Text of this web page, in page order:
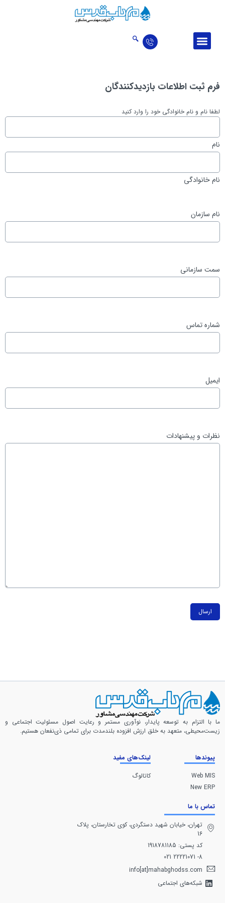
فرم ثبت اطلاعات بازدیدکنندگان
لطفا نام و نام خانوادگی خود را وارد کنید
نام
نام خانوادگی
نام سازمان
سمت سازمانی
شماره تماس
ایمیل
نظرات و پیشنهادات
ما با التزام به توسعه پایدار، نوآوری مستمر و رعایت اصول مسئولیت اجتماعی و
زیست‌محیطی، متعهد به خلق ارزش افزوده بلندمدت برای تمامی ذی‌نفعان هستیم.
پیوندها
Web MIS
New ERP
لینک‌های مفید
کاتالوگ
تماس با ما
تهران، خيابان شهيد دستگردی، كوی تخارستان، پلاک
16
کد پستی: 1918781185
8- 22221071 021
info[at]mahabghodss.com
شبکه‌های اجتماعی